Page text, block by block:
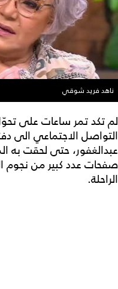
ناهد فريد شوقي
لم تكد تمر ساعات على
التواصل الاجتماعي الى
عبدالغفور، حتى لحقت به
صفحات عدد كبير من نجوم
الراحلة.